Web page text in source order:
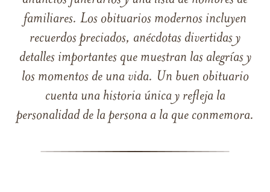
familiares. Los obituarios modernos incluyen
recuerdos preciados, anécdotas divertidas y
detalles importantes que muestran las alegrías y
los momentos de una vida. Un buen obituario
cuenta una historia única y refleja la
personalidad de la persona a la que conmemora.